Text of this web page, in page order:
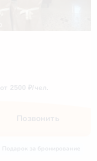
от 2500 ₽/чел.
Позвонить